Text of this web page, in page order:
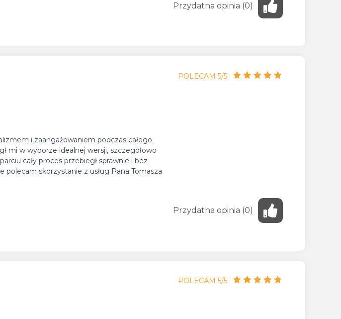
Przydatna opinia (0)
POLECAM 5/5
i zaangażowaniem podczas całego
mi w wyborze idealnej wersji, szczegółowo
cały proces przebiegł sprawnie i bez
polecam skorzystanie z usług Pana Tomasza
Przydatna opinia (0)
POLECAM 5/5